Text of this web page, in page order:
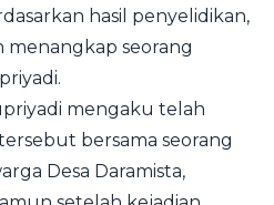
hasil penyelidikan,
menangkap seorang
mengaku telah
bersama seorang
Desa Daramista,